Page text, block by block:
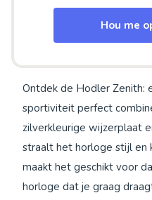
Hou me
Ontdek de Hodler Zenith:
sportiviteit perfect
zilverkleurige wijzerplaat
straalt het horloge stijl en
maakt het geschikt voor
horloge dat je graag